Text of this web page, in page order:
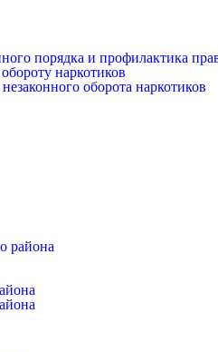
порядка и профилактика
наркотиков
оборота наркотиков
района